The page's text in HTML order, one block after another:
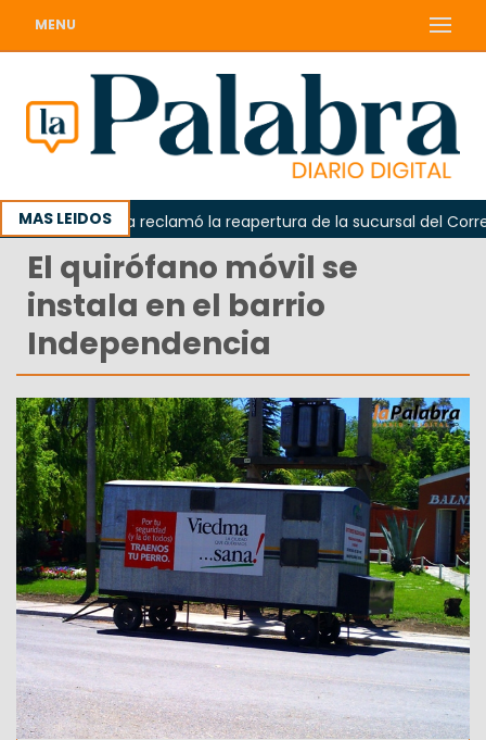
MENU
MAS LEIDOS
Odarda reclamó la reapertura de la sucursal del Correo
El quirófano móvil se
instala en el barrio
Independencia